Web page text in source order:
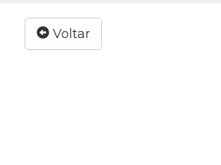
Voltar